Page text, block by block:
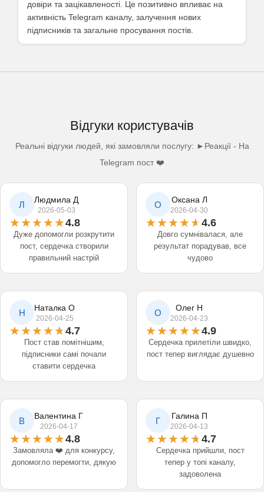
довіри та зацікавленості. Це позитивно впливає на
активність Telegram каналу, залучення нових
підписників та загальне просування постів.
Відгуки користувачів
Реальні відгуки людей, які замовляли послугу: ►Реакції - На
Telegram пост ❤️
Л Людмила Д
2026-05-03
4.8
Дуже допомогли розкрутити
пост, сердечка створили
правильний настрій
О Оксана Л
2026-04-30
4.6
Довго сумнівалася, але
результат порадував, все
чудово
Н Наталка О
2026-04-25
4.7
Пост став помітнішим,
підписники самі почали
ставити сердечка
О Олег Н
2026-04-23
4.9
Сердечка прилетіли швидко,
пост тепер виглядає душевно
В Валентина Г
2026-04-17
4.8
Замовляла ❤️ для конкурсу,
допомогло перемогти, дякую
Г Галина П
2026-04-13
4.7
Сердечка прийшли, пост
тепер у топі каналу,
задоволена